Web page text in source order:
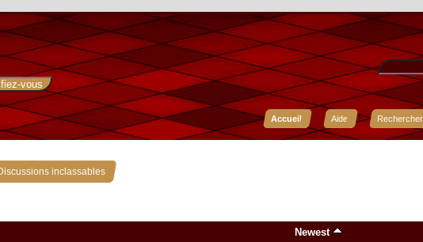
Accueil
Aide Rechercher
inclassables
Newest